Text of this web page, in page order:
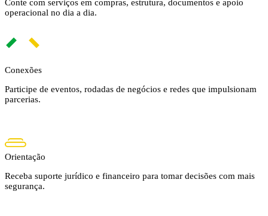
Conte com serviços em compras, estrutura, documentos e apoio
operacional no dia a dia.
Conexões
Participe de eventos, rodadas de negócios e redes que impulsionam
parcerias.
Orientação
Receba suporte jurídico e financeiro para tomar decisões com mais
segurança.